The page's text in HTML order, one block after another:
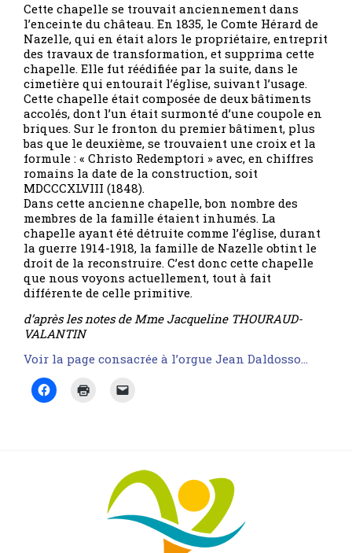
Cette chapelle se trouvait anciennement dans
l’enceinte du château. En 1835, le Comte Hérard de
Nazelle, qui en était alors le propriétaire, entreprit
des travaux de transformation, et supprima cette
chapelle. Elle fut réédifiée par la suite, dans le
cimetière qui entourait l’église, suivant l’usage.
Cette chapelle était composée de deux bâtiments
accolés, dont l’un était surmonté d’une coupole en
briques. Sur le fronton du premier bâtiment, plus
bas que le deuxième, se trouvaient une croix et la
formule : « Christo Redemptori » avec, en chiffres
romains la date de la construction, soit
MDCCCXLVIII (1848).
Dans cette ancienne chapelle, bon nombre des
membres de la famille étaient inhumés. La
chapelle ayant été détruite comme l’église, durant
la guerre 1914-1918, la famille de Nazelle obtint le
droit de la reconstruire. C’est donc cette chapelle
que nous voyons actuellement, tout à fait
différente de celle primitive.
d’après les notes de Mme Jacqueline THOURAUD-
VALANTIN
Voir la page consacrée à l’orgue Jean Daldosso…